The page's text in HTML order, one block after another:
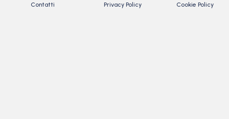
Contatti Privacy Policy Cookie Policy